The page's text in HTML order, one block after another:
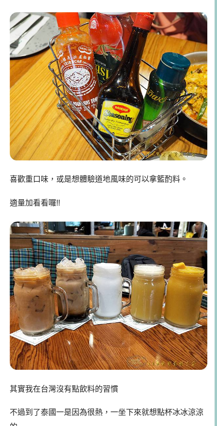
喜歡重口味，或是想體驗道地風味的可以拿籃酌料。
適量加看看囉!!
其實我在台灣沒有點飲料的習慣
不過到了泰國一是因為很熱，一坐下來就想點杯冰冰涼涼